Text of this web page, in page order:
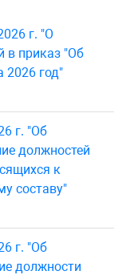
г. "О
в приказ "Об
2026 год"
г. "Об
должностей
к
составу"
г. "Об
должности